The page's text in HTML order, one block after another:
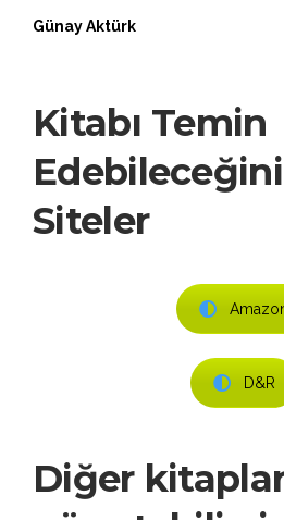
Günay Aktürk
Kitabı Temin
Siteler
D&R
Diğer